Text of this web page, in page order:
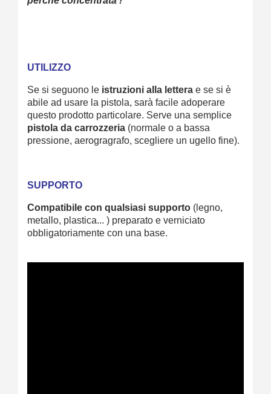
UTILIZZO
Se si seguono le istruzioni alla lettera e se si è
abile ad usare la pistola, sarà facile adoperare
questo prodotto particolare. Serve una semplice
pistola da carrozzeria (normale o a bassa
pressione, aerogragrafo, scegliere un ugello fine).
SUPPORTO
Compatibile con qualsiasi supporto (legno,
metallo, plastica... ) preparato e verniciato
obbligatoriamente con una base.